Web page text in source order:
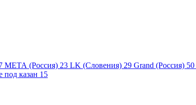
МЕТА (Россия) 23 LK (Словения) 29 Grand (Россия) 50
казан 15